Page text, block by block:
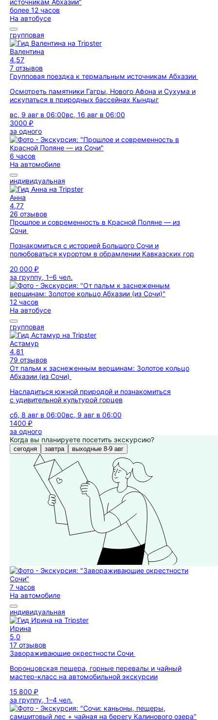
более 12 часов
На автобусе
групповая
Валентина
4,57
7 отзывов
Групповая поездка к термальным источникам Абхазии
Осмотреть памятники Гагры, Нового Афона и Сухума и
искупаться в природных бассейнах Кындыг
вс, 9 авг в 06:00вс, 16 авг в 06:00
3000 ₽
за одного
6 часов
На автомобиле
индивидуальная
Анна
4,77
26 отзывов
Прошлое и современность в Красной Поляне — из
Сочи
Познакомиться с историей Большого Сочи и
полюбоваться курортом в обрамлении Кавказских гор
20 000 ₽
за группу, 1–6 чел.
12 часов
На автобусе
групповая
Астамур
4,81
79 отзывов
От пальм к заснеженным вершинам: Золотое кольцо
Абхазии (из Сочи)
Насладиться южной природой и познакомиться
с удивительной культурой горцев
сб, 8 авг в 06:00вс, 9 авг в 06:00
1400 ₽
за одного
Когда вы планируете посетить экскурсию?
сегодня завтра выходные 8-9 авг
7 часов
На автомобиле
индивидуальная
Ирина
5,0
17 отзывов
Завораживающие окрестности Сочи
Воронцовская пещера, горные перевалы и чайный
мастер-класс на автомобильной экскурсии
15 800 ₽
за группу, 1–4 чел.